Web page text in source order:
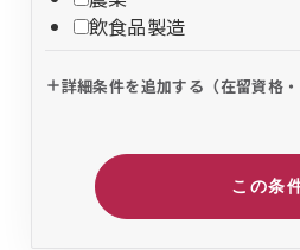
飲食品製造
詳細条件を追加する（在留資格・
この条